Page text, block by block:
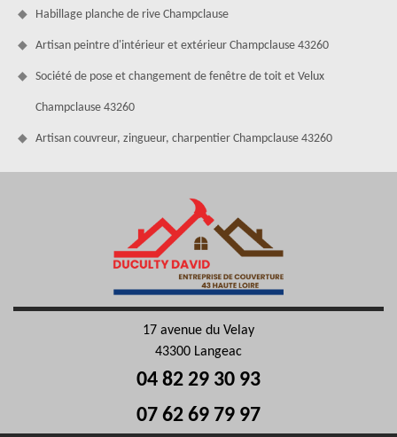
Habillage planche de rive Champclause
Artisan peintre d'intérieur et extérieur Champclause 43260
Société de pose et changement de fenêtre de toit et Velux
Champclause 43260
Artisan couvreur, zingueur, charpentier Champclause 43260
17 avenue du Velay
43300 Langeac
04 82 29 30 93
07 62 69 79 97